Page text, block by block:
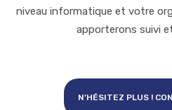
niveau informatique et votre
apporterons suivi
N’HÉSITEZ PLUS !